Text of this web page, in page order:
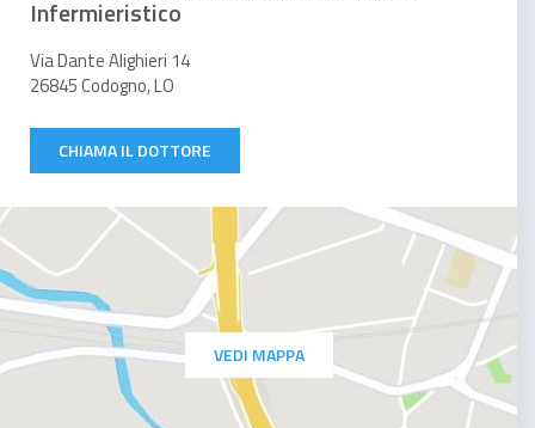
Infermieristico
Via Dante Alighieri 14
26845 Codogno, LO
CHIAMA IL DOTTORE
VEDI MAPPA